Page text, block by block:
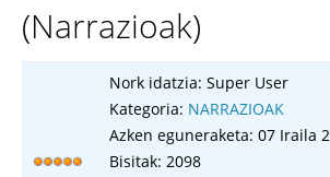
(Narrazioak)
Nork idatzia: Super User
Kategoria: NARRAZIOAK
Azken eguneraketa: 07 Iraila
Bisitak: 2098